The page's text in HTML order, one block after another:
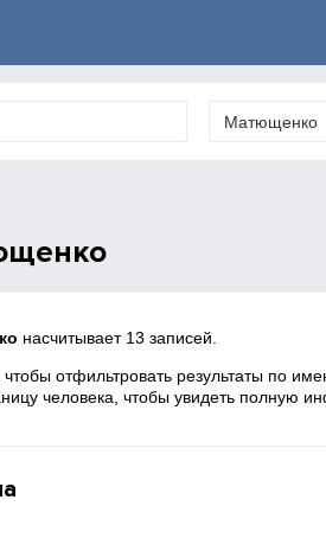
насчитывает 13 записей.
отфильтровать результаты по
человека, чтобы увидеть полную